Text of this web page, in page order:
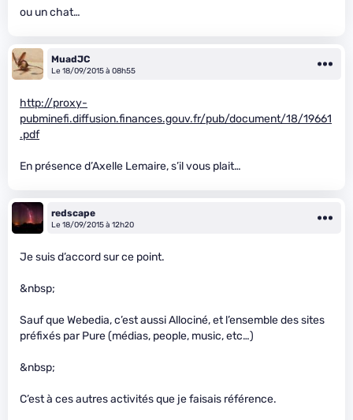
ou un chat…
MuadJC
Le 18/09/2015 à 08h55
http://proxy-
pubminefi.diffusion.finances.gouv.fr/pub/document/18/19661
.pdf
En présence d’Axelle Lemaire, s’il vous plait…
redscape
Le 18/09/2015 à 12h20
Je suis d’accord sur ce point.
&nbsp;
Sauf que Webedia, c’est aussi Allociné, et l’ensemble des sites
préfixés par Pure (médias, people, music, etc…)
&nbsp;
C’est à ces autres activités que je faisais référence.